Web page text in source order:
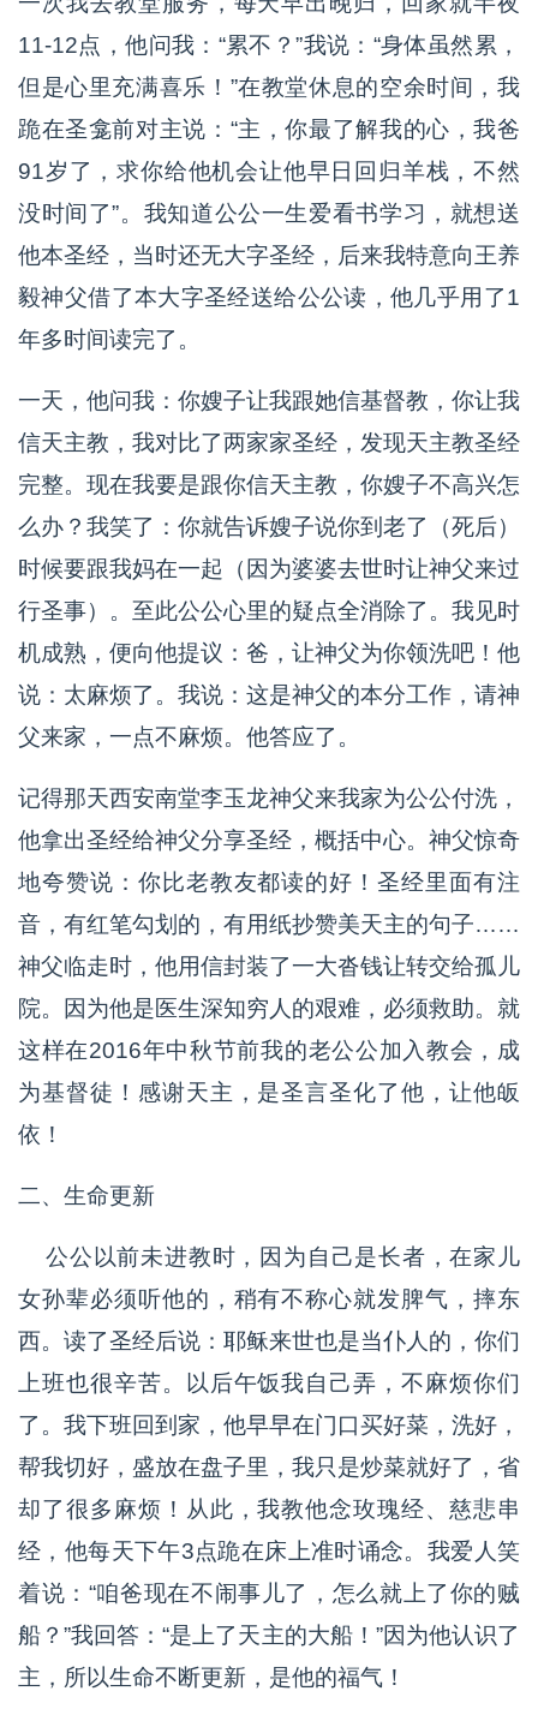
11-12点，他问我：“累不？”我说：“身体虽然累，
但是心里充满喜乐！”在教堂休息的空余时间，我
跪在圣龛前对主说：“主，你最了解我的心，我爸
91岁了，求你给他机会让他早日回归羊栈，不然
没时间了”。我知道公公一生爱看书学习，就想送
他本圣经，当时还无大字圣经，后来我特意向王养
毅神父借了本大字圣经送给公公读，他几乎用了1
年多时间读完了。
一天，他问我：你嫂子让我跟她信基督教，你让我
信天主教，我对比了两家家圣经，发现天主教圣经
完整。现在我要是跟你信天主教，你嫂子不高兴怎
么办？我笑了：你就告诉嫂子说你到老了（死后）
时候要跟我妈在一起（因为婆婆去世时让神父来过
行圣事）。至此公公心里的疑点全消除了。我见时
机成熟，便向他提议：爸，让神父为你领洗吧！他
说：太麻烦了。我说：这是神父的本分工作，请神
父来家，一点不麻烦。他答应了。
记得那天西安南堂李玉龙神父来我家为公公付洗，
他拿出圣经给神父分享圣经，概括中心。神父惊奇
地夸赞说：你比老教友都读的好！圣经里面有注
音，有红笔勾划的，有用纸抄赞美天主的句子……
神父临走时，他用信封装了一大沓钱让转交给孤儿
院。因为他是医生深知穷人的艰难，必须救助。就
这样在2016年中秋节前我的老公公加入教会，成
为基督徒！感谢天主，是圣言圣化了他，让他皈
依！
二、生命更新
公公以前未进教时，因为自己是长者，在家儿
女孙辈必须听他的，稍有不称心就发脾气，摔东
西。读了圣经后说：耶稣来世也是当仆人的，你们
上班也很辛苦。以后午饭我自己弄，不麻烦你们
了。我下班回到家，他早早在门口买好菜，洗好，
帮我切好，盛放在盘子里，我只是炒菜就好了，省
却了很多麻烦！从此，我教他念玫瑰经、慈悲串
经，他每天下午3点跪在床上准时诵念。我爱人笑
着说：“咱爸现在不闹事儿了，怎么就上了你的贼
船？”我回答：“是上了天主的大船！”因为他认识了
主，所以生命不断更新，是他的福气！